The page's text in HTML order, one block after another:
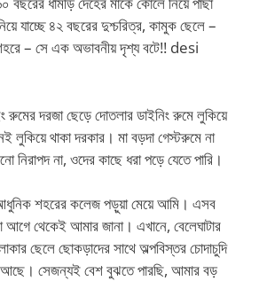
যাচ্ছে ৪২ বছরের দুশ্চরিত্র, কামুক ছেলে –
– সে এক অভাবনীয় দৃশ্য বটে!! desi
দরজা ছেড়ে দোতলার ডাইনিং রুমে লুকিয়ে
লুকিয়ে থাকা দরকার। মা বড়দা গেস্টরুমে না
নিরাপদ না, ওদের কাছে ধরা পড়ে যেতে পারি।
শহরের কলেজ পড়ুয়া মেয়ে আমি। এসব
থেকেই আমার জানা। এখানে, বেলেঘাটার
ছেলে ছোকড়াদের সাথে অল্পবিস্তর চোদাচুদি
সেজন্যই বেশ বুঝতে পারছি, আমার বড়